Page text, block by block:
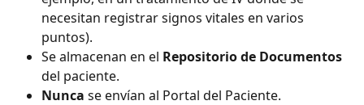
necesitan registrar signos vitales en varios
puntos).
Se almacenan en el Repositorio de Documentos
del paciente.
Nunca se envían al Portal del Paciente.